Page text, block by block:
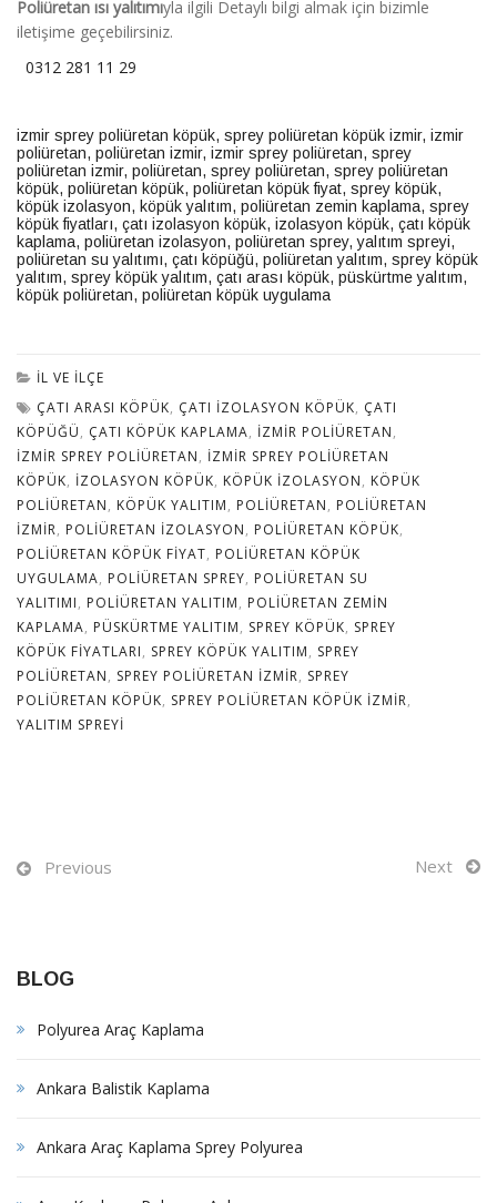
Poliüretan ısı yalıtımıyla ilgili Detaylı bilgi almak için bizimle
iletişime geçebilirsiniz.
0312 281 11 29
izmir sprey poliüretan köpük, sprey poliüretan köpük izmir, izmir
poliüretan, poliüretan izmir, izmir sprey poliüretan, sprey
poliüretan izmir, poliüretan, sprey poliüretan, sprey poliüretan
köpük, poliüretan köpük, poliüretan köpük fiyat, sprey köpük,
köpük izolasyon, köpük yalıtım, poliüretan zemin kaplama, sprey
köpük fiyatları, çatı izolasyon köpük, izolasyon köpük, çatı köpük
kaplama, poliüretan izolasyon, poliüretan sprey,yalıtım spreyi,
poliüretan su yalıtımı, çatı köpüğü, poliüretan yalıtım, sprey köpük
yalıtım, sprey köpük yalıtım, çatı arası köpük, püskürtme yalıtım,
köpük poliüretan, poliüretan köpük uygulama
İL VE İLÇE
ÇATI ARASI KÖPÜK, ÇATI IZOLASYON KÖPÜK, ÇATI
KÖPÜĞÜ, ÇATI KÖPÜK KAPLAMA, IZMIR POLIÜRETAN,
IZMIR SPREY POLIÜRETAN, IZMIR SPREY POLIÜRETAN
KÖPÜK, IZOLASYON KÖPÜK, KÖPÜK IZOLASYON, KÖPÜK
POLIÜRETAN, KÖPÜK YALITIM, POLIÜRETAN, POLIÜRETAN
IZMIR, POLIÜRETAN IZOLASYON, POLIÜRETAN KÖPÜK,
POLIÜRETAN KÖPÜK FIYAT, POLIÜRETAN KÖPÜK
UYGULAMA, POLIÜRETAN SPREY, POLIÜRETAN SU
YALITIMI, POLIÜRETAN YALITIM, POLIÜRETAN ZEMIN
KAPLAMA, PÜSKÜRTME YALITIM, SPREY KÖPÜK, SPREY
KÖPÜK FIYATLARI, SPREY KÖPÜK YALITIM, SPREY
POLIÜRETAN, SPREY POLIÜRETAN IZMIR, SPREY
POLIÜRETAN KÖPÜK, SPREY POLIÜRETAN KÖPÜK IZMIR,
YALITIM SPREYI
Previous Next
BLOG
Polyurea Araç Kaplama
Ankara Balistik Kaplama
Ankara Araç Kaplama Sprey Polyurea